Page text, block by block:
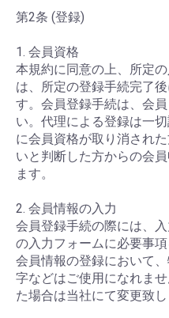
第2条 (登録)
1. 会員資格
本規約に同意の上、所定
は、所定の登録手続完了
す。会員登録手続は、会
い。代理による登録は一
に会員資格が取り消され
いと判断した方からの会
ます。
2. 会員情報の入力
会員登録手続の際には、
の入力フォームに必要事
会員情報の登録において
字などはご使用になれま
た場合は当社にて変更致し